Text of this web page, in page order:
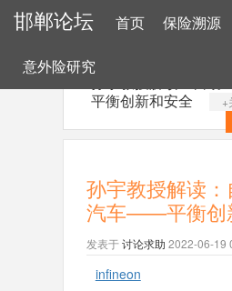
邯郸论坛 首页 保险溯源
意外险研究
平衡创新和安全
+
孙宇教授解读
汽车——平衡创
发表于讨论求助 2022-06-19
infineon